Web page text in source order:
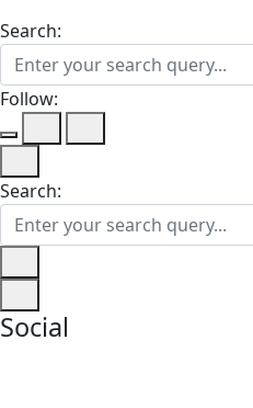
Search:
Follow:
Search:
Social